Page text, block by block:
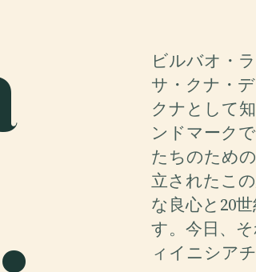
ビルバオ・
サ・クナ・
クナとして
ンドマーク
たちのため
立されたこ
な良心と20
す。今日、
ィイニシア